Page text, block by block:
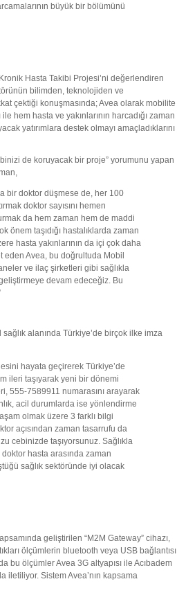
büyük bir bölümünü
Hasta Takibi Projesi’ni değerlendiren
bilimden, teknolojiden ve
çektiği konuşmasında; Avea olarak mobilite
hem hasta ve yakınlarının harcadığı zaman
yatırımlara destek olmayı amaçladıklarını
de koruyacak bir proje” yorumunu yapan
bir doktor düşmese de, her 100
doktor sayısını hemen
da hem zaman hem de maddi
önem taşıdığı hastalıklarda zaman
hasta yakınlarının da içi çok daha
Avea, bu doğrultuda Mobil
ve ilaç şirketleri gibi sağlıkla
devam edeceğiz. Bu
alanında Türkiye’de birçok ilke imza
hayata geçirerek Türkiye’de
ileri taşıyarak yeni bir dönemi
555-7589911 numarasını arayarak
acil durumlarda ise yönlendirme
olmak üzere 3 farklı bilgi
açısından zaman tasarrufu da
cebinizde taşıyorsunuz. Sağlıkla
hasta arasında zaman
sağlık sektöründe iyi olacak
geliştirilen “M2M Gateway” cihazı,
ölçümlerin bluetooth veya USB bağlantısı
bu ölçümler Avea 3G altyapısı ile Acıbadem
iletiliyor. Sistem Avea’nın kapsama